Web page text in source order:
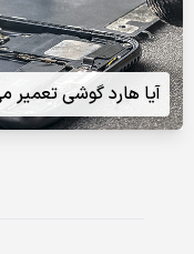
آیا هارد گوشی تعمیر